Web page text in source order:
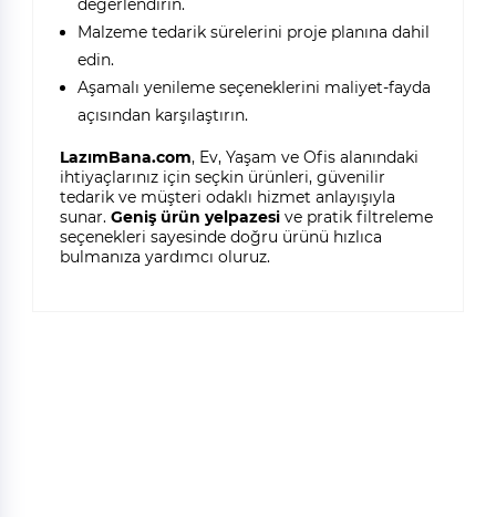
değerlendirin.
Malzeme tedarik sürelerini proje planına dahil
edin.
Aşamalı yenileme seçeneklerini maliyet-fayda
açısından karşılaştırın.
LazımBana.com, Ev, Yaşam ve Ofis alanındaki
ihtiyaçlarınız için seçkin ürünleri, güvenilir
tedarik ve müşteri odaklı hizmet anlayışıyla
sunar. Geniş ürün yelpazesive pratik filtreleme
seçenekleri sayesinde doğru ürünü hızlıca
bulmanıza yardımcı oluruz.